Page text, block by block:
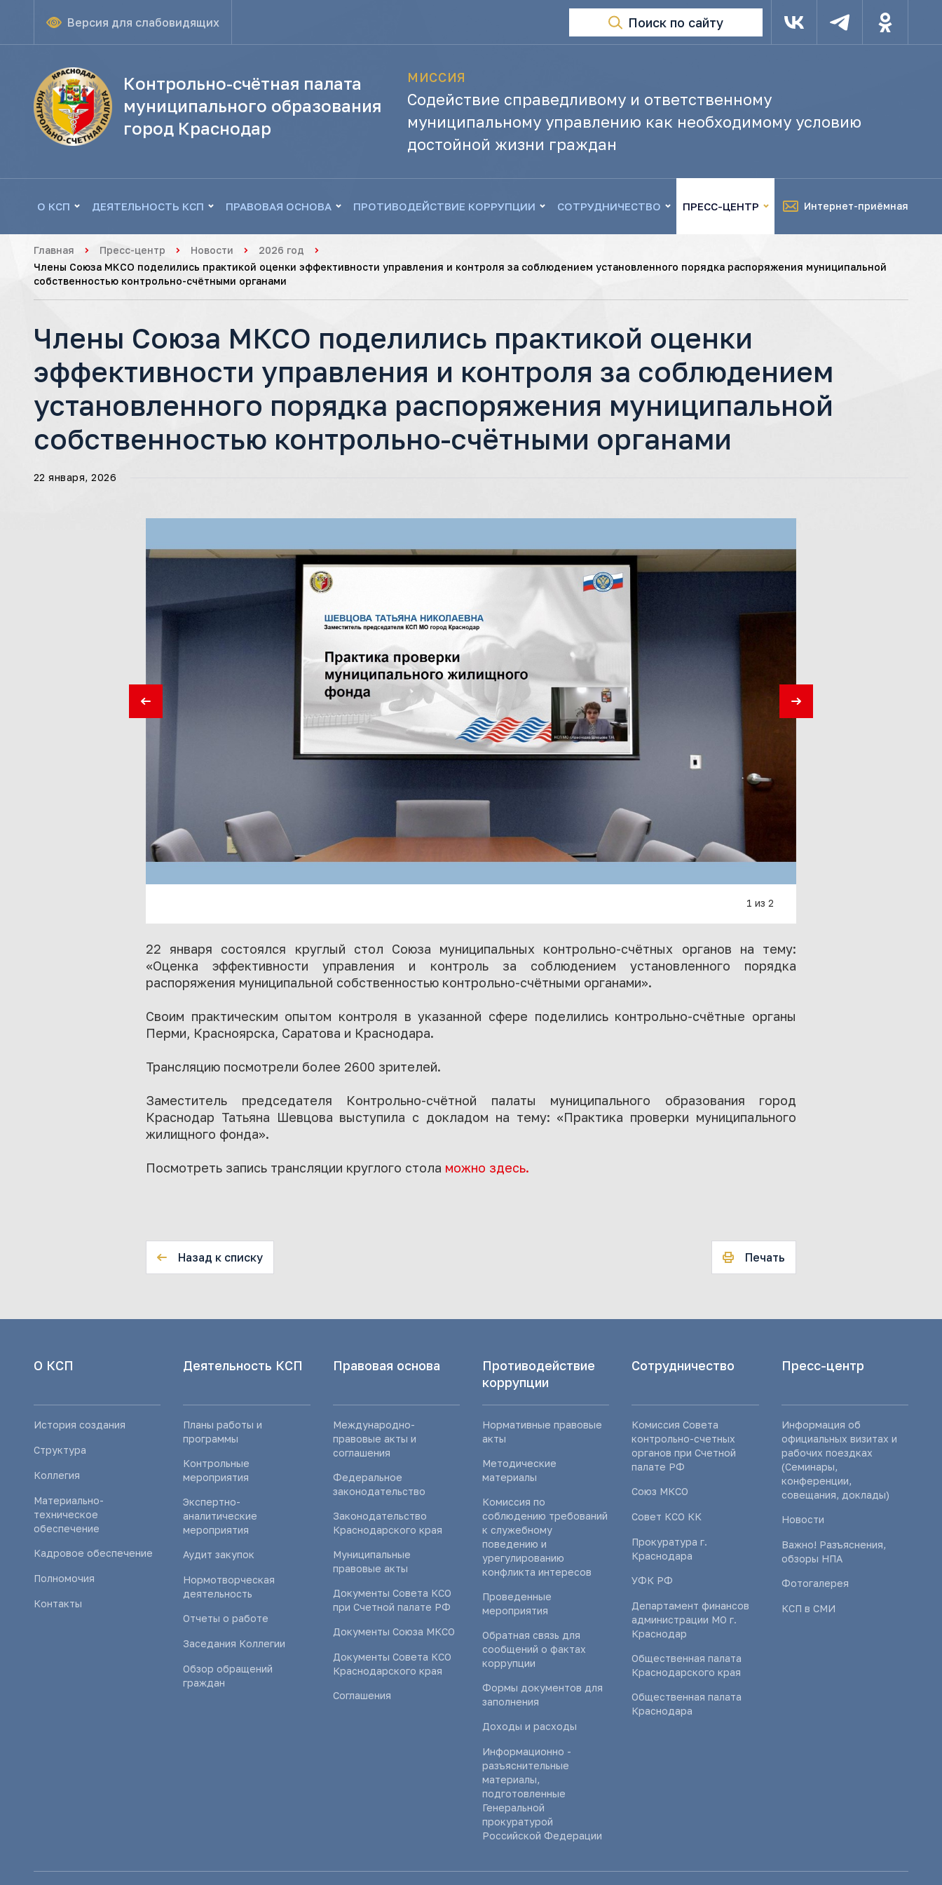
Версия для слабовидящих Поиск по сайту
Контрольно-счётная палата
муниципального образования
город Краснодар
МИССИЯ
Содействие справедливому и ответственному
муниципальному управлению как необходимому условию
достойной жизни граждан
О КСП ДЕЯТЕЛЬНОСТЬ КСП ПРАВОВАЯ ОСНОВА ПРОТИВОДЕЙСТВИЕ КОРРУПЦИИ СОТРУДНИЧЕСТВО ПРЕСС-ЦЕНТР Интернет-приёмная
Главная Пресс-центр Новости
2026 год
Члены Союза МКСО поделились практикой оценки эффективности управления и контроля за соблюдением установленного порядка распоряжения муниципальной
собственностью контрольно-счётными органами
Члены Союза МКСО поделились практикой оценки
эффективности управления и контроля за соблюдением
установленного порядка распоряжения муниципальной
собственностью контрольно-счётными органами
22 января, 2026
1 из 2
22 января состоялся круглый стол Союза муниципальных контрольно-счётных органов на тему:
«Оценка эффективности управления и контроль за соблюдением установленного порядка
распоряжения муниципальной собственностью контрольно-счётными органами».
Своим практическим опытом контроля в указанной сфере поделились контрольно-счётные органы
Перми, Красноярска, Саратова и Краснодара.
Трансляцию посмотрели более 2600 зрителей.
Заместитель председателя Контрольно-счётной палаты муниципального образования город
Краснодар Татьяна Шевцова выступила с докладом на тему: «Практика проверки муниципального
жилищного фонда».
Посмотреть запись трансляции круглого стола можно здесь.
Назад к списку Печать
О КСП
История создания
Структура
Коллегия
Материально-
техническое
обеспечение
Кадровое обеспечение
Полномочия
Контакты
Деятельность КСП
Планы работы и
программы
Контрольные
мероприятия
Экспертно-
аналитические
мероприятия
Аудит закупок
Нормотворческая
деятельность
Отчеты о работе
Заседания Коллегии
Обзор обращений
граждан
Правовая основа
Международно-
правовые акты и
соглашения
Федеральное
законодательство
Законодательство
Краснодарского края
Муниципальные
правовые акты
Документы Совета КСО
при Счетной палате РФ
Документы Союза МКСО
Документы Совета КСО
Краснодарского края
Соглашения
Противодействие
коррупции
Нормативные правовые
акты
Методические
материалы
Комиссия по
соблюдению требований
к служебному
поведению и
урегулированию
конфликта интересов
Проведенные
мероприятия
Обратная связь для
сообщений о фактах
коррупции
Формы документов для
заполнения
Доходы и расходы
Информационно -
разъяснительные
материалы,
подготовленные
Генеральной
прокуратурой
Российской Федерации
Сотрудничество
Комиссия Совета
контрольно-счетных
органов при Счетной
палате РФ
Союз МКСО
Совет КСО КК
Прокуратура г.
Краснодара
УФК РФ
Департамент финансов
администрации МО г.
Краснодар
Общественная палата
Краснодарского края
Общественная палата
Краснодара
Пресс-центр
Информация об
официальных визитах и
рабочих поездках
(Семинары,
конференции,
совещания, доклады)
Новости
Важно! Разъяснения,
обзоры НПА
Фотогалерея
КСП в СМИ